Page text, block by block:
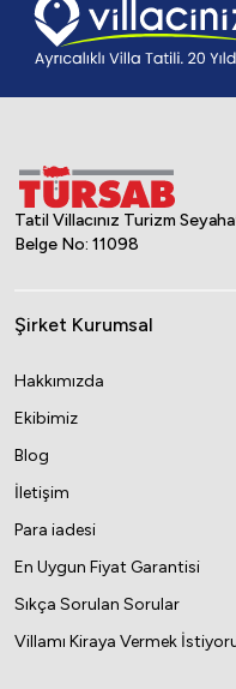
Tatil Villacınız Turizm
Belge No: 11098
Şirket Kurumsal
Hakkımızda
Ekibimiz
Blog
İletişim
Para iadesi
En Uygun Fiyat Garantisi
Sıkça Sorulan Sorular
Villamı Kiraya Vermek